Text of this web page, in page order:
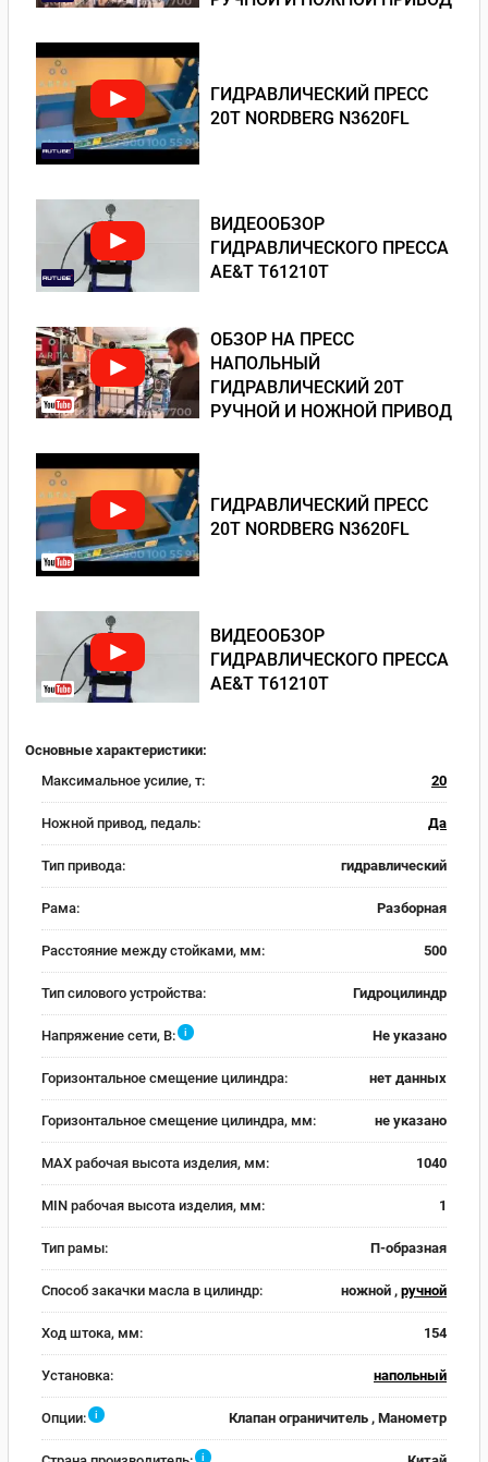
ГИДРАВЛИЧЕСКИЙ ПРЕСС
20Т NORDBERG N3620FL
ВИДЕООБЗОР
ГИДРАВЛИЧЕСКОГО ПРЕССА
AE&T T61210T
ОБЗОР НА ПРЕСС
НАПОЛЬНЫЙ
ГИДРАВЛИЧЕСКИЙ 20Т
РУЧНОЙ И НОЖНОЙ ПРИВОД
ГИДРАВЛИЧЕСКИЙ ПРЕСС
20Т NORDBERG N3620FL
ВИДЕООБЗОР
ГИДРАВЛИЧЕСКОГО ПРЕССА
AE&T T61210T
Основные характеристики:
Максимальное усилие, т:
20
Ножной привод, педаль: Да
Тип привода: гидравлический
Рама: Разборная
Расстояние между стойками, мм: 500
Тип силового устройства: Гидроцилиндр
Напряжение сети, В: i Не указано
Горизонтальное смещение цилиндра: нет данных
Горизонтальное смещение цилиндра, мм: не указано
MAX рабочая высота изделия, мм: 1040
MIN рабочая высота изделия, мм: 1
Тип рамы: П-образная
Способ закачки масла в цилиндр: ножной , ручной
Ход штока, мм: 154
Установка: напольный
Опции: i Клапан ограничитель , Манометр
i